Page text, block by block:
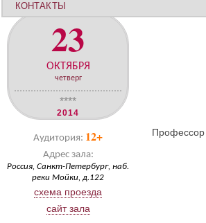
23
ОКТЯБРЯ
четверг
****
2014
Аудитория: 12+
Адрес зала:
Россия, Санкт-Петербург, наб.
реки Мойки, д.122
схема проезда
сайт зала
Профессор
КОНТАКТЫ